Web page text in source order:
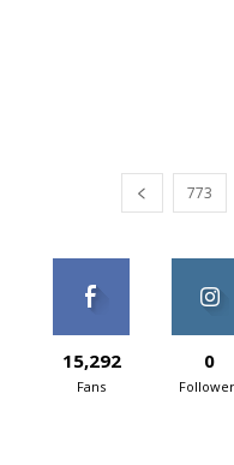
773
15,292
Fans
0